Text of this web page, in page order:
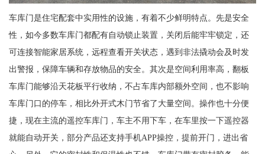
车库门是住宅配套中实用性的设施，有着不少鲜明特点。先是安全
性，如今多数车库门都配有自动锁止装置，关闭后能牢牢锁定，还
可连接智能家居系统，远程查看开关状态，遇到非法撬动会及时发
出警报，保障车辆和存放物品的安全。其次是空间利用率高，翻板
车库门能够沿天花板平行收纳，不占车库内部额外空间，也不影响
车库门口的停车，相比外开式木门节省了大量空间。操作也十分便
捷，现在主流的遥控车库门，车主不用下车，在车里按一下遥控器
就能自动开关，部分产品还支持手机APP操控，提前开门，进出省